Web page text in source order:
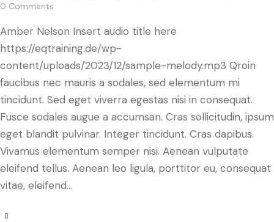
0 Comments
Amber Nelson Insert audio title here
https://eqtraining.de/wp-
content/uploads/2023/12/sample-melody.mp3 Qroin
faucibus nec mauris a sodales, sed elementum mi
tincidunt. Sed eget viverra egestas nisi in consequat.
Fusce sodales augue a accumsan. Cras sollicitudin, ipsum
eget blandit pulvinar. Integer tincidunt. Cras dapibus.
Vivamus elementum semper nisi. Aenean vulputate
eleifend tellus. Aenean leo ligula, porttitor eu, consequat
vitae, eleifend…